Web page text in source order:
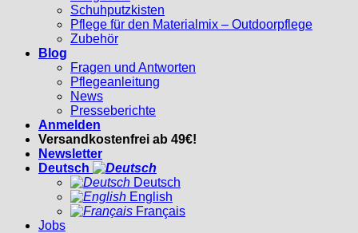
Schuhputzkisten
Pflege für den Materialmix – Outdoorpflege
Zubehör
Blog
Fragen und Antworten
Pflegeanleitung
News
Presseberichte
Anmelden
Versandkostenfrei ab 49€!
Newsletter
Deutsch
Deutsch
English
Français
Jobs